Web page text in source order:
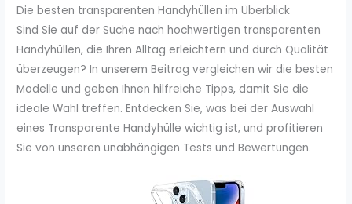
Die besten transparenten Handyhüllen im Überblick
Sind Sie auf der Suche nach hochwertigen transparenten
Handyhüllen, die Ihren Alltag erleichtern und durch Qualität
überzeugen? In unserem Beitrag vergleichen wir die besten
Modelle und geben Ihnen hilfreiche Tipps, damit Sie die
ideale Wahl treffen. Entdecken Sie, was bei der Auswahl
eines Transparente Handyhülle wichtig ist, und profitieren
Sie von unseren unabhängigen Tests und Bewertungen.